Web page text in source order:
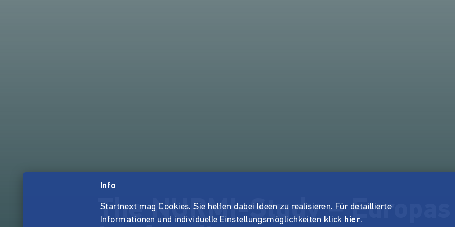
The NURMI-Study –
Info
Startnext mag Cookies. Sie helfen dabei Ideen zu realisieren. Für detaillierte
Informationen und individuelle Einstellungsmöglichkeiten klick hier.